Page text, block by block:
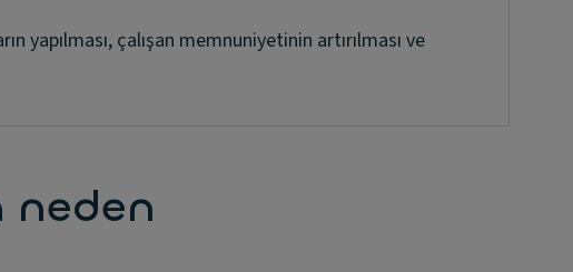
yapılması, çalışan memnuniyetinin artırılması ve